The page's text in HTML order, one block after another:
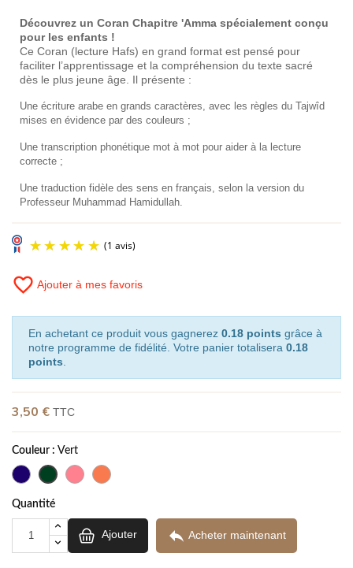
Découvrez un Coran Chapitre 'Amma spécialement conçu
pour les enfants !
Ce Coran (lecture Hafs) en grand format est pensé pour
faciliter l’apprentissage et la compréhension du texte sacré
dès le plus jeune âge. Il présente :
Une écriture arabe en grands caractères, avec les règles du Tajwîd
mises en évidence par des couleurs ;
Une transcription phonétique mot à mot pour aider à la lecture
correcte ;
Une traduction fidèle des sens en français, selon la version du
Professeur Muhammad Hamidullah.
favorite_border Ajouter à mes favoris
En achetant ce produit vous gagnerez 0.18 points grâce à
notre programme de fidélité. Votre panier totalisera 0.18
points
3,50 € TTC
Couleur : Vert
Quantité
Ajouter  Acheter maintenant